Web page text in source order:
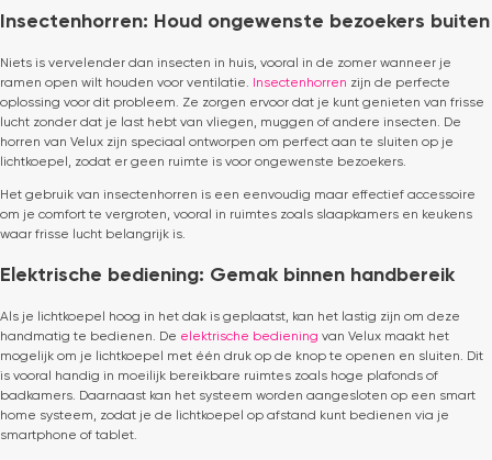
Insectenhorren: Houd ongewenste bezoekers buiten
Niets is vervelender dan insecten in huis, vooral in de zomer wanneer je
ramen open wilt houden voor ventilatie.
Insectenhorren zijn de perfecte
oplossing voor dit probleem. Ze zorgen ervoor dat je kunt genieten van frisse
lucht zonder dat je last hebt van vliegen, muggen of andere insecten. De
horren van Velux zijn speciaal ontworpen om perfect aan te sluiten op je
lichtkoepel, zodat er geen ruimte is voor ongewenste bezoekers.
Het gebruik van insectenhorren is een eenvoudig maar effectief accessoire
om je comfort te vergroten, vooral in ruimtes zoals slaapkamers en keukens
waar frisse lucht belangrijk is.
Elektrische bediening: Gemak binnen handbereik
Als je lichtkoepel hoog in het dak is geplaatst, kan het lastig zijn om deze
handmatig te bedienen. De elektrische bediening van Velux maakt het
mogelijk om je lichtkoepel met één druk op de knop te openen en sluiten. Dit
is vooral handig in moeilijk bereikbare ruimtes zoals hoge plafonds of
badkamers. Daarnaast kan het systeem worden aangesloten op een smart
home systeem, zodat je de lichtkoepel op afstand kunt bedienen via je
smartphone of tablet.